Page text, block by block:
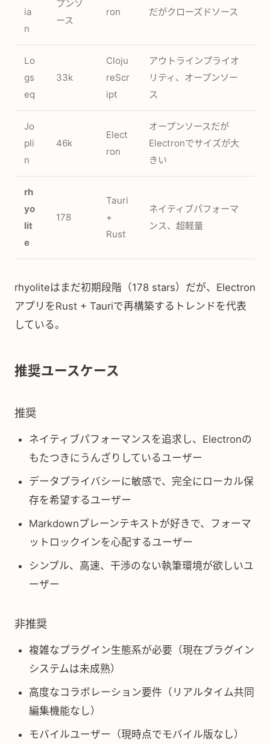
ia
n
プンソ
ース
ron
だがクローズドソース
Lo
gs
eq
33k
Cloju
reScr
ipt
アウトラインプライオ
リティ、オープンソー
ス
Jo
pli
n
46k
Elect
ron
オープンソースだが
Electronでサイズが大
きい
rh
yo
lit
e
178
Tauri
+
Rust
ネイティブパフォーマ
ンス、超軽量
rhyoliteはまだ初期段階（178 stars）だが、Electron
アプリをRust + Tauriで再構築するトレンドを代表
している。
推奨ユースケース
推奨
ネイティブパフォーマンスを追求し、Electronの
もたつきにうんざりしているユーザー
データプライバシーに敏感で、完全にローカル保
存を希望するユーザー
Markdownプレーンテキストが好きで、フォーマ
ットロックインを心配するユーザー
シンプル、高速、干渉のない執筆環境が欲しいユ
ーザー
非推奨
複雑なプラグイン生態系が必要（現在プラグイン
システムは未成熟）
高度なコラボレーション要件（リアルタイム共同
編集機能なし）
モバイルユーザー（現時点でモバイル版なし）